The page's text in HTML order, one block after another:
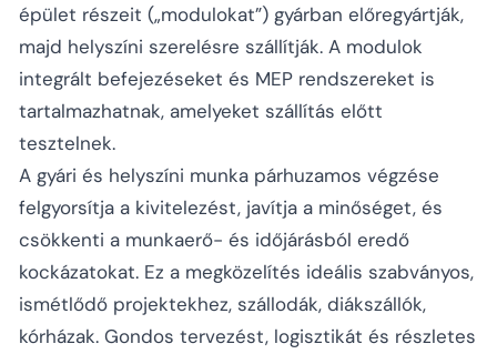
épület részeit („modulokat”) gyárban előregyártják,
majd helyszíni szerelésre szállítják. A modulok
integrált befejezéseket és MEP rendszereket is
tartalmazhatnak, amelyeket szállítás előtt
tesztelnek.
A gyári és helyszíni munka párhuzamos végzése
felgyorsítja a kivitelezést, javítja a minőséget, és
csökkenti a munkaerő- és időjárásból eredő
kockázatokat. Ez a megközelítés ideális szabványos,
ismétlődő projektekhez, szállodák, diákszállók,
kórházak. Gondos tervezést, logisztikát és részletes